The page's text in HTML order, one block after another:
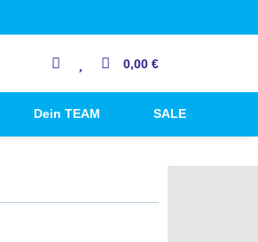
0,00 €
Dein TEAM SALE